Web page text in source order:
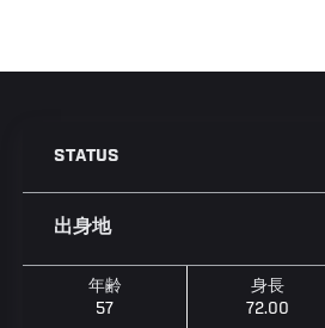
STATUS
出身地
年齢
57
身長
72.00